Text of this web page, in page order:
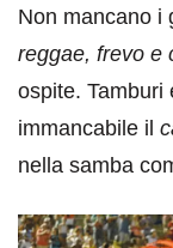
Non mancano i
reggae, frevo e
ospite. Tamburi
immancabile il
nella samba